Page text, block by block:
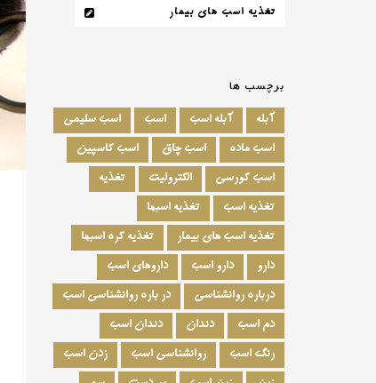
تغذیه اسب های بیمار
برچسب ها
آبله آبله اسب اسب اسب سلیمی
اسب ماده اسب چاق اسب کاسپین
اسب کورسی الکترولیت تغذیه
تغذیه اسب تغذیه اسبها
تغذیه اسب های بیمار تغذیه کره اسبها
دارو دارو اسب داروهای اسب
درباره روانشناسی در باره روانشناسی اسب
دم اسب دندان دندان اسب
رنگ اسب روانشناسی اسب زدن اسب